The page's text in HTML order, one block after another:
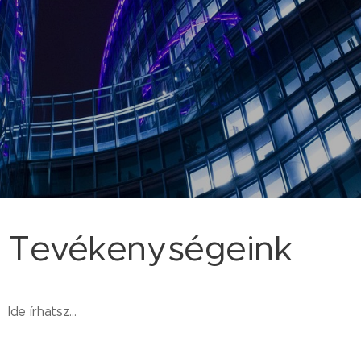
Tevékenységeink
Ide írhatsz...